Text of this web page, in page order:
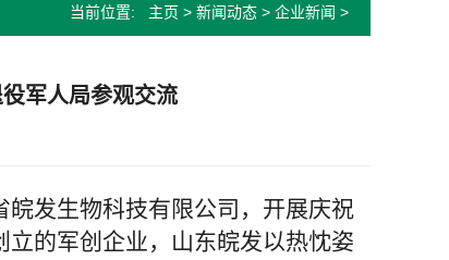
当前位置: 主页 > 新闻动态 > 企业新闻 >
军人局参观交流
皖发生物科技有限公司，开展庆祝
的军创企业，山东皖发以热忱姿